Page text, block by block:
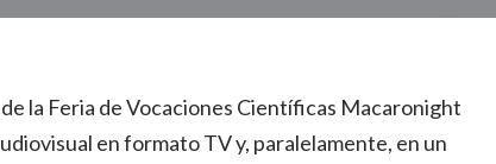
la Feria de Vocaciones Científicas Macaronight
en formato TV y, paralelamente, en un